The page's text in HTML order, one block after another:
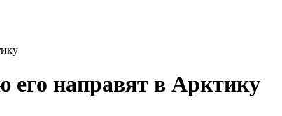
его направят в Арктику